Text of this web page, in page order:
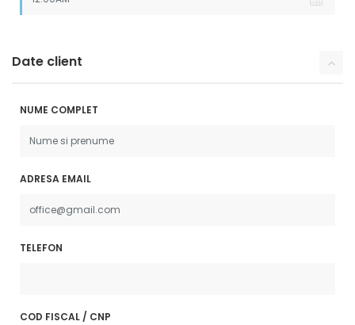
Date client
NUME COMPLET
ADRESA EMAIL
TELEFON
COD FISCAL / CNP